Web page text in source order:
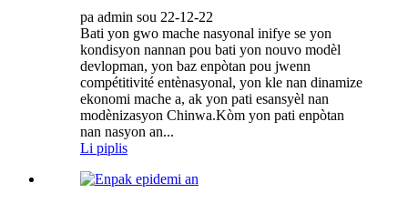
pa admin sou 22-12-22
Bati yon gwo mache nasyonal inifye se yon
kondisyon nannan pou bati yon nouvo modèl
devlopman, yon baz enpòtan pou jwenn
compétitivité entènasyonal, yon kle nan dinamize
ekonomi mache a, ak yon pati esansyèl nan
modènizasyon Chinwa.Kòm yon pati enpòtan
nan nasyon an...
Li piplis